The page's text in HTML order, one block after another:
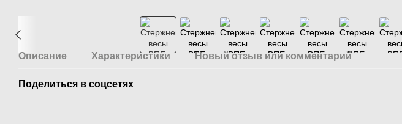
Описание Характеристики Новый отзыв или комментарий
Поделиться в соцсетях